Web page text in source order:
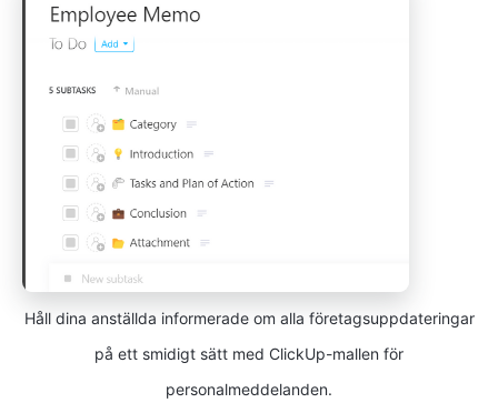
Håll dina anställda informerade om alla företagsuppdateringar
på ett smidigt sätt med ClickUp-mallen för
personalmeddelanden.